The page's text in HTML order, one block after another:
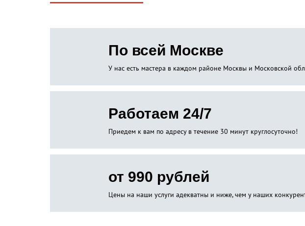
По всей Москве
У нас есть мастера в каждом районе Москвы и Московской
Работаем 24/7
Приедем к вам по адресу в течение 30 минут круглосуточно!
от 990 рублей
Цены на наши услуги адекватны и ниже, чем у наших